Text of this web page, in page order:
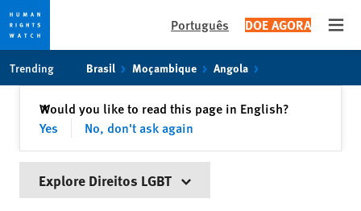
content
Português DOE AGORA
Trending Brasil Moçambique Angola
Would you like to read this page in English?
Yes
No, don't ask again
✕Fechar
Explore Direitos LGBT